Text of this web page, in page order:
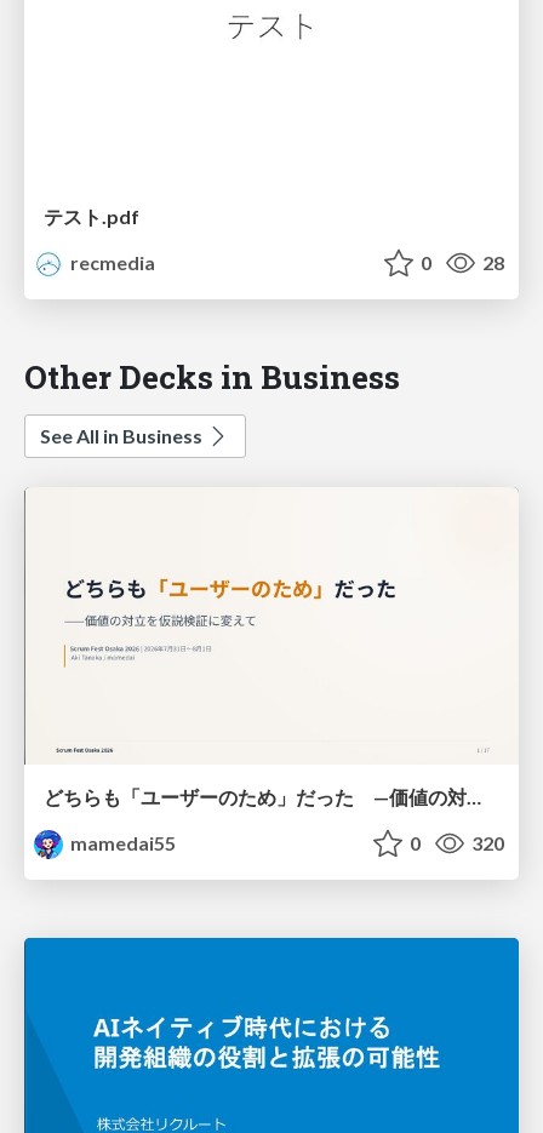
テスト.pdf
recmedia
0 28
Other Decks in Business
See All in Business
どちらも「ユーザーのため」だった —価値の対立を仮説検証に変えて #Scrumfest Osaka 2026
mamedai55
0 320